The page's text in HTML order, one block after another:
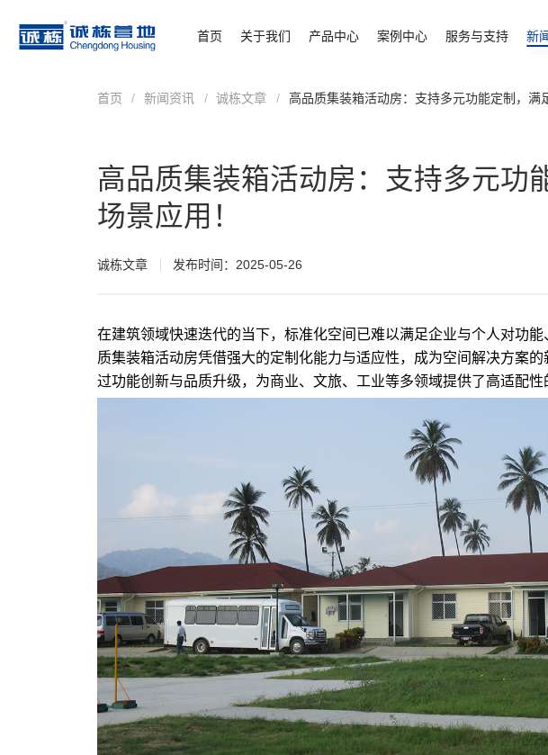
首页 关于我们 产品中心 案例中心 服务与支持 新
首页 / 新闻资讯 / 诚栋文章 / 高品质集装箱活动房：支持多元功能定制，满
高品质集装箱活动房：支持多元功
场景应用！
诚栋文章 发布时间：2025-05-26
在建筑领域快速迭代的当下，标准化空间已难以满足企业与个人对功
质集装箱活动房凭借强大的定制化能力与适应性，成为空间解决方案
过功能创新与品质升级，为商业、文旅、工业等多领域提供了高适配性